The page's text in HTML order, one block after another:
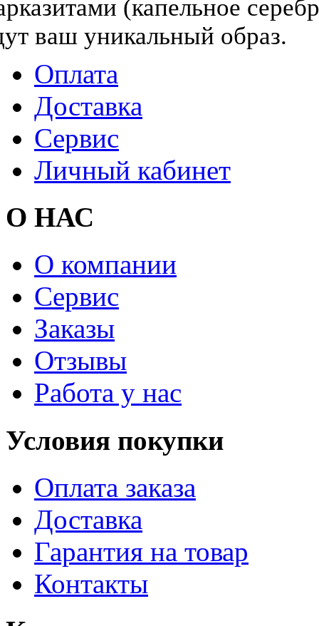
(капельное
ваш уникальный образ.
Оплата
Доставка
Сервис
Личный кабинет
О НАС
О компании
Сервис
Заказы
Отзывы
Работа у нас
Условия покупки
Оплата заказа
Доставка
Гарантия на товар
Контакты